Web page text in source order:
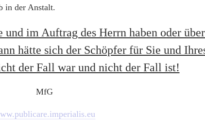
in der Anstalt.
und im Auftrag des Herrn haben oder
hätte sich der Schöpfer für Sie und
der Fall war und nicht der Fall ist!
MfG